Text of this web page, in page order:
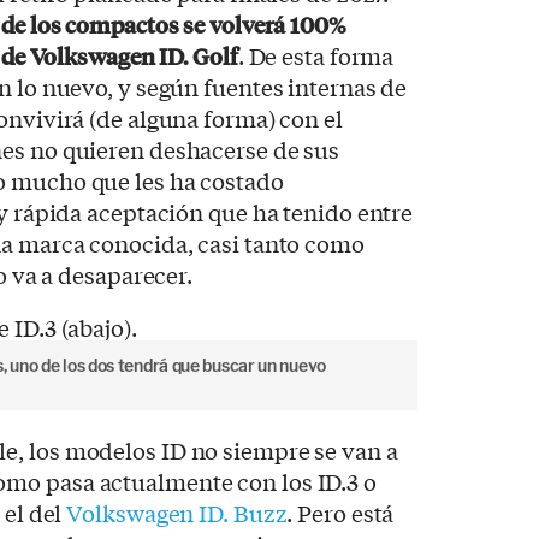
los compactos se volverá 100%
Volkswagen ID. Golf. De esta forma
lo nuevo, y según fuentes internas de
(de alguna forma) con el
no quieren deshacerse de sus
que les ha costado
aceptación que ha tenido entre
marca conocida, casi tanto como
va a desaparecer.
de los dos tendrá que buscar un nuevo
los modelos ID no siempre se van a
pasa actualmente con los ID.3 o
el delVolkswagen ID. Buzz. Pero está